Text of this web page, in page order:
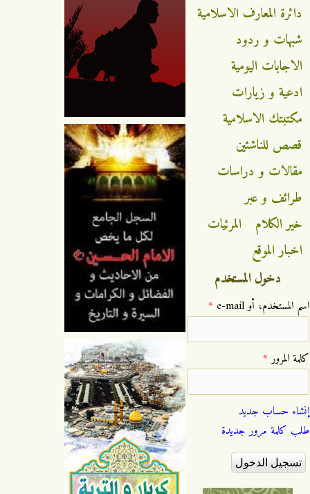
دائرة المعارف الاسلامية
شبهات و ردود
الاجابات اليومية
ادعية و زيارات
مكتبتك الاسلامية
قصص للناشئين
مقالات و دراسات
طرائف و عبر
خير الكلام
المرئيات
اخبار الموقع
دخول المستخدم
‏اسم المستخدم، أو e-mail ‏ *
‏كلمة المرور ‏*
إنشاء حساب جديد
طلب كلمة مرور جديدة